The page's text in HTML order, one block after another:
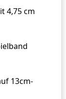
4,75 cm
13cm-